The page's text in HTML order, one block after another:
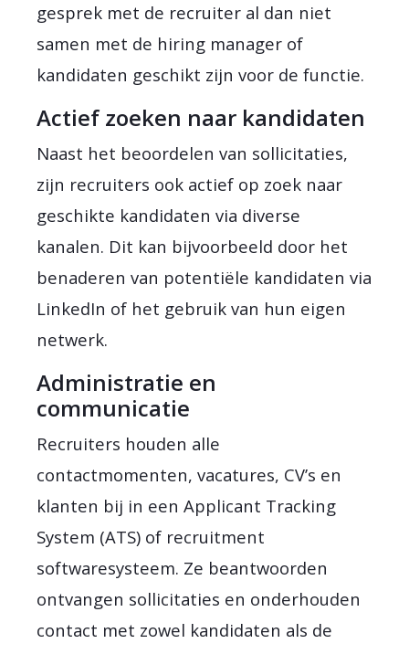
gesprek met de recruiter al dan niet
samen met de hiring manager of
kandidaten geschikt zijn voor de functie.
Actief zoeken naar kandidaten
Naast het beoordelen van sollicitaties,
zijn recruiters ook actief op zoek naar
geschikte kandidaten via diverse
kanalen. Dit kan bijvoorbeeld door het
benaderen van potentiële kandidaten via
LinkedIn of het gebruik van hun eigen
netwerk.
Administratie en
communicatie
Recruiters houden alle
contactmomenten, vacatures, CV’s en
klanten bij in een Applicant Tracking
System (ATS) of recruitment
softwaresysteem. Ze beantwoorden
ontvangen sollicitaties en onderhouden
contact met zowel kandidaten als de